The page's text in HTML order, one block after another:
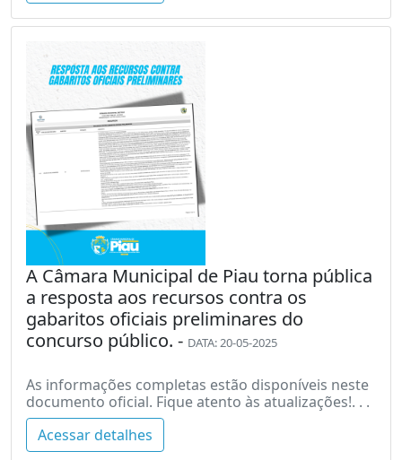
A Câmara Municipal de Piau torna pública
a resposta aos recursos contra os
gabaritos oficiais preliminares do
concurso público. - DATA: 20-05-2025
As informações completas estão disponíveis neste
documento oficial. Fique atento às atualizações!. . .
Acessar detalhes